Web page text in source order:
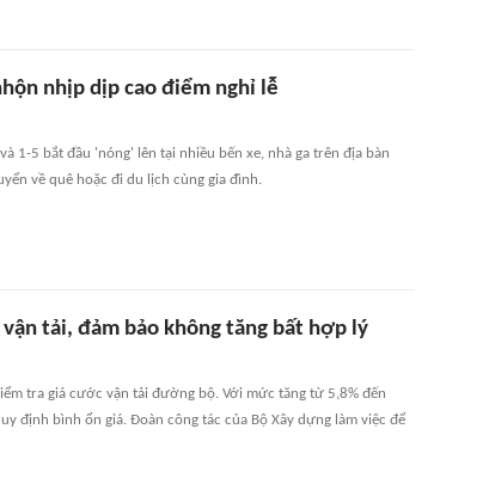
nhịp dịp cao điểm nghỉ lễ
1-5 bắt đầu 'nóng' lên tại nhiều bến xe, nhà ga trên địa bàn
về quê hoặc đi du lịch cùng gia đình.
tải, đảm bảo không tăng bất hợp lý
tra giá cước vận tải đường bộ. Với mức tăng từ 5,8% đến
định bình ổn giá. Đoàn công tác của Bộ Xây dựng làm việc để